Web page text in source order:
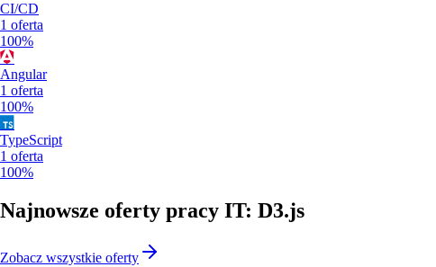
CI/CD
1 oferta
100%
Angular
1 oferta
100%
TypeScript
1 oferta
100%
Najnowsze oferty pracy IT: D3.js
Zobacz wszystkie oferty